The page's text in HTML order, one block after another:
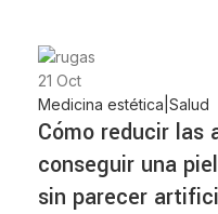
21Oct
Medicina estética|Salud
Cómo reducir las
conseguir una
sin parecer